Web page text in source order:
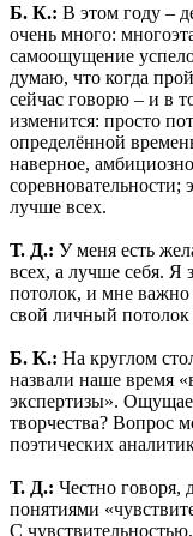
Б. К.: В этом году –
очень много:
самоощущение
думаю, что когда
сейчас говорю – и в
изменится: просто
определённой
наверное,
соревновательности;
лучше всех.
Т. Д.: У меня есть
всех, а лучше себя. Я
потолок, и мне важно
свой личный потолок
Б. К.: На круглом
назвали наше время
экспертизы».
творчества? Вопрос
поэтических
Т. Д.: Честно говоря,
понятиями
С